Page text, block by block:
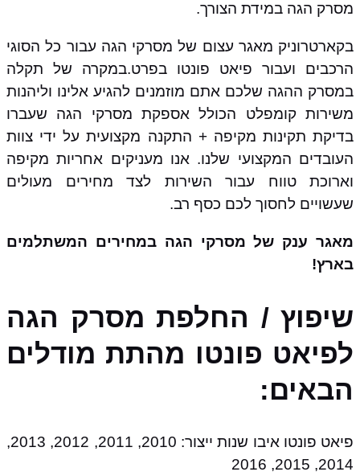
מסרק הגה במידת הצורך.
בקארטרוניק מאגר עצום של מסרקי הגה עבור כל הסוגי
הרכבים ועבור פיאט פונטו בפרט.במקרה של תקלה
במסרק ההגה שלכם אתם מוזמנים להגיע אלינו וליהנות
משירות קומפלט הכולל אספקת מסרקי הגה שעברו
בדיקת תקינות מקיפה + התקנה מקצועית על ידי צוות
העובדים המקצועי שלנו. אנו מעניקים אחריות מקיפה
וארוכת טווח עבור השירות לצד מחירים מעולים
שעשויים לחסוך לכם כסף רב.
מאגר ענק של מסרקי הגה במחירים המשתלמים
בארץ!
שיפוץ / החלפת מסרק הגה
לפיאט פונטו מהתת מודלים
הבאים:
פיאט פונטו איבו שנות ייצור: 2010, 2011, 2012, 2013,
2014, 2015, 2016